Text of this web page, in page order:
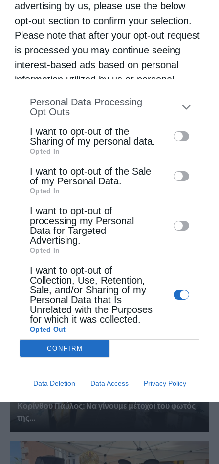
advertising by us, please use the below
opt-out section to confirm your selection.
Please note that after your opt-out request
is processed you may continue seeing
interest-based ads based on personal
information utilized by us or personal
to your opt-out. You may separately opt-out
information by third parties on the IAB’s list
of downstream participants. This
information may also be disclosed by us to
third parties on theIAB’s List of
Downstream Participants
disclose it to other third parties.
Personal Data Processing
Opt Outs
I want to opt-out of the
Sharing of my personal data.
Opted In
I want to opt-out of the Sale
of my Personal Data.
Opted In
I want to opt-out of
processing my Personal
Data for Targeted
Advertising.
Opted In
I want to opt-out of
Collection, Use, Retention,
Sale, and/or Sharing of my
Personal Data that Is
Unrelated with the Purposes
for which it was collected.
Opted Out
CONFIRM
Data Deletion Data Access Privacy Policy
Επίσκεψη του Δ/ντού της Β/θμιας Εκπαίδευσης
στον Μητροπολίτη...
μέλλον...
Κορίνθου Παύλος: Να γίνουμε μέτοχοι του φωτός
της...